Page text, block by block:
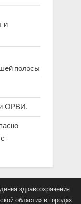
и
полосы
и ОРВИ.
здравоохранения
области» в городах